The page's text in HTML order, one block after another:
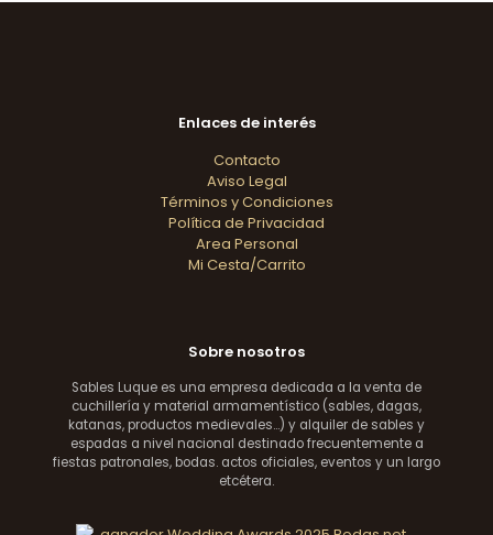
Enlaces de interés
Contacto
Aviso Legal
Términos y Condiciones
Política de Privacidad
Area Personal
Mi Cesta/Carrito
Sobre nosotros
Sables Luque es una empresa dedicada a la venta de
cuchillería y material armamentístico (sables, dagas,
katanas, productos medievales...) y alquiler de sables y
espadas a nivel nacional destinado frecuentemente a
fiestas patronales, bodas. actos oficiales, eventos y un largo
etcétera.